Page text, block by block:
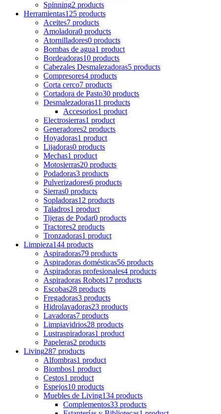
Spinning2 products
Herramientas125 products
Aceites7 products
Amoladora0 products
Atornilladores0 products
Bombas de agua1 product
Bordeadoras10 products
Cabezales Desmalezadoras5 products
Compresores4 products
Corta cerco7 products
Cortadora de Pasto30 products
Desmalezadoras11 products
Accesorios1 product
Electrosierras1 product
Generadores2 products
Hoyadoras1 product
Lijadoras0 products
Mechas1 product
Motosierras20 products
Podadoras3 products
Pulverizadores6 products
Sierras0 products
Sopladoras12 products
Taladros1 product
Tijeras de Podar0 products
Tractores2 products
Tronzadoras1 product
Limpieza144 products
Aspiradoras79 products
Aspiradoras domésticas56 products
Aspiradoras profesionales4 products
Aspiradoras Robots17 products
Escobas28 products
Fregadoras3 products
Hidrolavadoras23 products
Lavadoras7 products
Limpiavidrios28 products
Lustraspiradoras1 product
Papeleras2 products
Living287 products
Alfombras1 product
Biombos1 product
Cestos1 product
Espejos10 products
Muebles de Living134 products
Complementos33 products